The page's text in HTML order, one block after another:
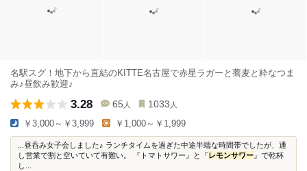
名駅スグ！地下から直結のKITTE名古屋で赤星ラガーと蕎麦と粋なつま
み♪昼飲み歓迎♪
3.28 65 人 1033 人
￥3,000～￥3,999 ￥1,000～￥1,999
...昼呑み女子会しました♪ ランチタイムを過ぎた中途半端な時間帯でしたが、通
し営業で割と空いていて有難い。 『トマトサワー』と『 レモンサワー 』で乾杯
し...